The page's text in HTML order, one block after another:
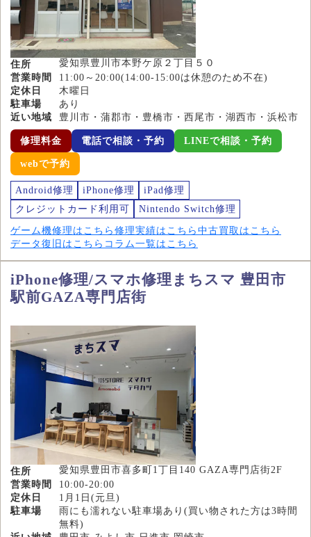
住所
愛知県豊川市本野ケ原２丁目５０
営業時間
11:00～20:00(14:00-15:00は休憩のため不在)
定休日
木曜日
駐車場
あり
近い地域
豊川市・蒲郡市・豊橋市・西尾市・湖西市・浜松市
修理料金 電話で相談・予約 LINEで相談・予約
webで予約
Android修理 iPhone修理
iPad修理
クレジットカード利用可
Nintendo Switch修理
ゲーム機修理はこちら 修理実績はこちら 中古買取はこちら
データ復旧はこちら コラム一覧はこちら
iPhone修理/スマホ修理まちスマ 豊田市
駅前GAZA専門店街
住所
愛知県豊田市喜多町1丁目140 GAZA専門店街2F
営業時間
10:00-20:00
定休日
1月1日(元旦)
駐車場
雨にも濡れない駐車場あり(買い物された方は3時間
無料)